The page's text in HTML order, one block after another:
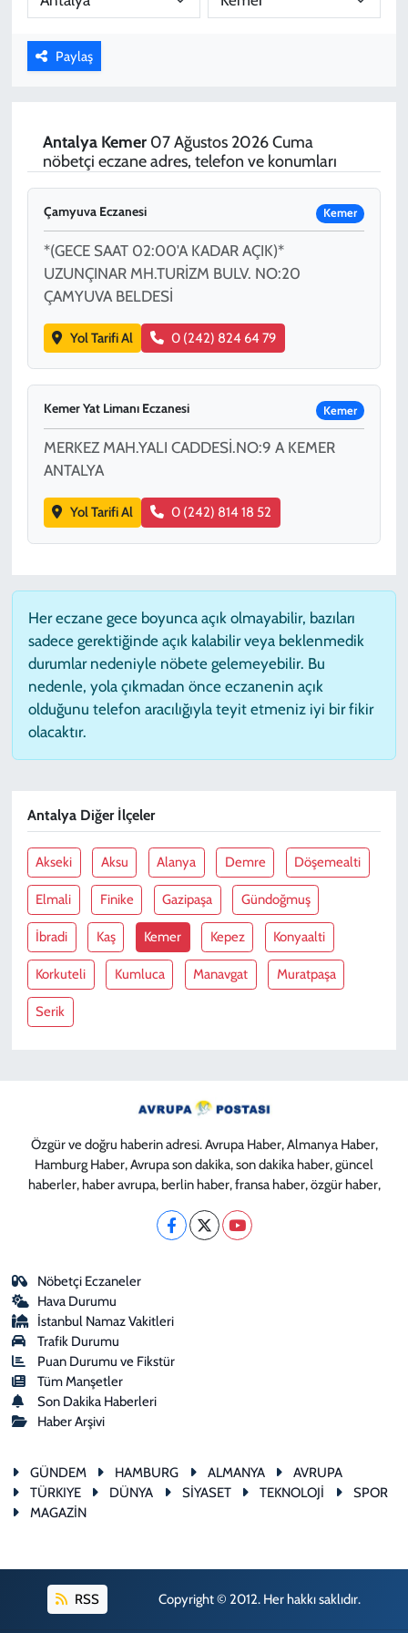
Paylaş
Antalya Kemer07 Ağustos 2026 Cuma
nöbetçi eczane adres, telefon ve konumları
Çamyuva Eczanesi Kemer
*(GECE SAAT 02:00'A KADAR AÇIK)*
UZUNÇINAR MH.TURİZM BULV. NO:20
ÇAMYUVA BELDESİ
Yol Tarifi Al 0 (242) 824 64 79
Kemer Yat Limanı Eczanesi Kemer
MERKEZ MAH.YALI CADDESİ.NO:9 A KEMER
ANTALYA
Yol Tarifi Al 0 (242) 814 18 52
Her eczane gece boyunca açık olmayabilir, bazıları
sadece gerektiğinde açık kalabilir veya beklenmedik
durumlar nedeniyle nöbete gelemeyebilir. Bu
nedenle, yola çıkmadan önce eczanenin açık
olduğunu telefon aracılığıyla teyit etmeniz iyi bir fikir
olacaktır.
Antalya Diğer İlçeler
Akseki Aksu Alanya Demre Döşemealti
Elmali Finike Gazipaşa Gündoğmuş
İbradi Kaş Kemer Kepez Konyaalti
Korkuteli Kumluca Manavgat Muratpaşa
Serik
Özgür ve doğru haberin adresi. Avrupa Haber, Almanya Haber,
Hamburg Haber, Avrupa son dakika, son dakika haber, güncel
haberler, haber avrupa, berlin haber, fransa haber, özgür haber,
Nöbetçi Eczaneler
Hava Durumu
İstanbul Namaz Vakitleri
Trafik Durumu
Puan Durumu ve Fikstür
Tüm Manşetler
Son Dakika Haberleri
Haber Arşivi
GÜNDEM HAMBURG ALMANYA
AVRUPA
TÜRKIYE
DÜNYA SİYASET TEKNOLOJİ
SPOR
MAGAZİN
RSS Copyright © 2012. Her hakkı saklıdır.